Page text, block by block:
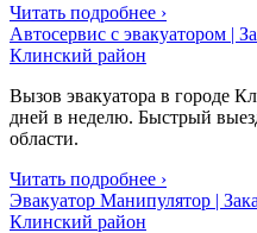
Читать подробнее ›
Автосервис с эвакуатором |
Клинский район
Вызов эвакуатора в городе
дней в неделю. Быстрый
области.
Читать подробнее ›
Эвакуатор Манипулятор |
Клинский район